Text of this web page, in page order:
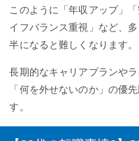
このように「年収アップ」
イフバランス重視」など、
半になると難しくなります。
長期的なキャリアプランや
「何を外せないのか」の優
す。